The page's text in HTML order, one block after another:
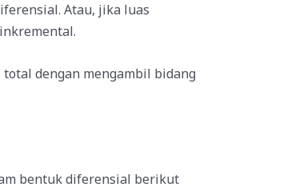
Atau, jika luas
dengan mengambil bidang
bentuk diferensial berikut